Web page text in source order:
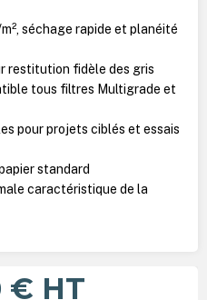
séchage rapide et planéité
restitution fidèle des gris
tous filtres Multigrade et
pour projets ciblés et essais
standard
caractéristique de la
€ HT